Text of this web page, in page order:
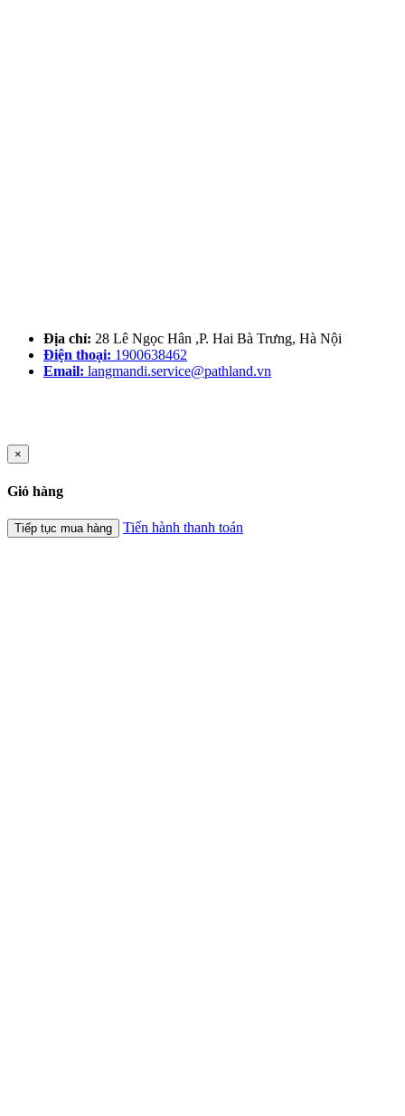
Địa chỉ: 28 Lê Ngọc Hân ,P. Hai Bà Trưng, Hà Nội
Điện thoại: 1900638462
Email: langmandi.service@pathland.vn
×
Giỏ hàng
Tiếp tục mua hàng Tiến hành thanh toán